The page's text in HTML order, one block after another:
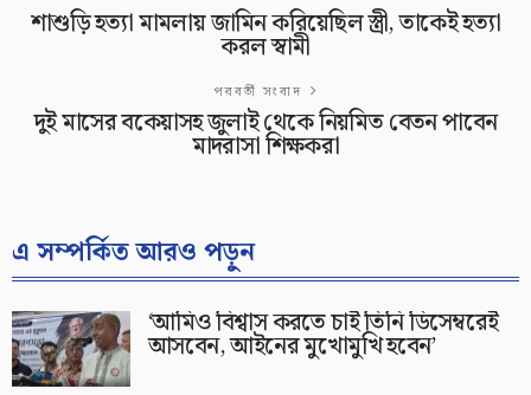
শাশুড়ি হত্যা মামলায় জামিন করিয়েছিল স্ত্রী, তাকেই হত্যা
করল স্বামী
পরবর্তী সংবাদ
দুই মাসের বকেয়াসহ জুলাই থেকে নিয়মিত বেতন পাবেন
মাদরাসা শিক্ষকরা
এ সম্পর্কিত আরও পড়ুন
‘আমিও বিশ্বাস করতে চাই তিনি ডিসেম্বরেই
আসবেন, আইনের মুখোমুখি হবেন’